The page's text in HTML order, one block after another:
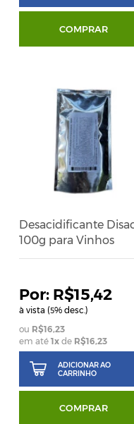
COMPRAR
Desacidificante
100g para Vinhos
R$15,42
à vista (5% desc.)
R$16,23
em até1x de R$16,23
ADICIONAR AO
CARRINHO
COMPRAR